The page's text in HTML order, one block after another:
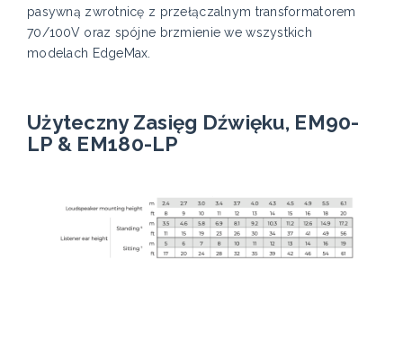
pasywną zwrotnicę z przełączalnym transformatorem
70/100V oraz spójne brzmienie we wszystkich
modelach EdgeMax.
Użyteczny Zasięg Dźwięku, EM90-
LP & EM180-LP